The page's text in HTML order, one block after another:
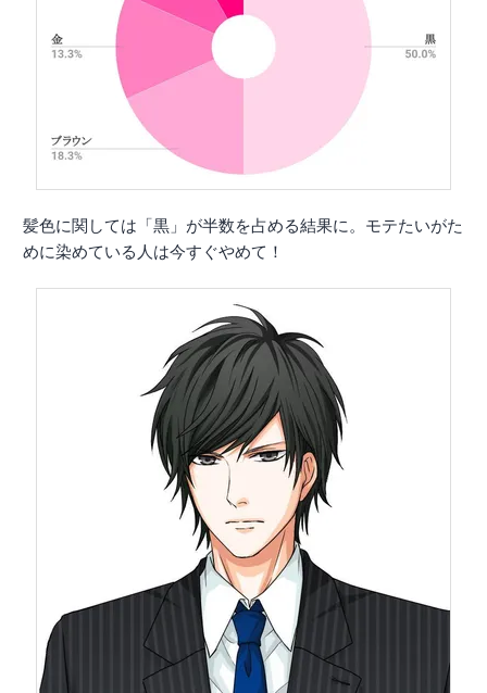
髪色に関しては「黒」が半数を占める結果に。モテたいがた
めに染めている人は今すぐやめて！